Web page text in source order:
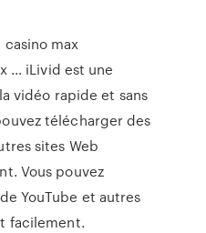
max
... iLivid est une
vidéo rapide et sans
télécharger des
sites Web
Vous pouvez
YouTube et autres
facilement.